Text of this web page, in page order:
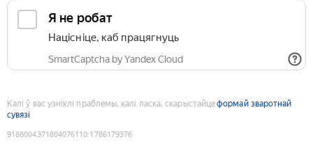
Я не робат
Націсніце, каб працягнуць
SmartCaptcha by Yandex Cloud
Калі ў вас узніклі праблемы, калі ласка, скарыстайцеформай зваротнай
сувязі
9188004371804076110:1786179376